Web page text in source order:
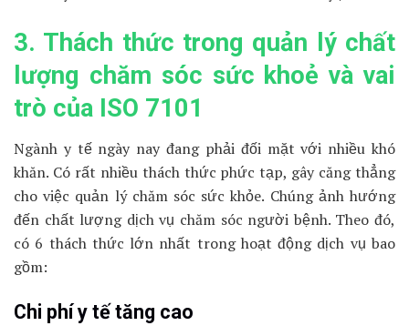
3. Thách thức trong quản lý chất
lượng chăm sóc sức khoẻ và vai
trò của ISO 7101
Ngành y tế ngày nay đang phải đối mặt với nhiều khó
khăn. Có rất nhiều thách thức phức tạp, gây căng thẳng
cho việc quản lý chăm sóc sức khỏe. Chúng ảnh hướng
đến chất lượng dịch vụ chăm sóc người bệnh. Theo đó,
có 6 thách thức lớn nhất trong hoạt động dịch vụ bao
gồm:
Chi phí y tế tăng cao